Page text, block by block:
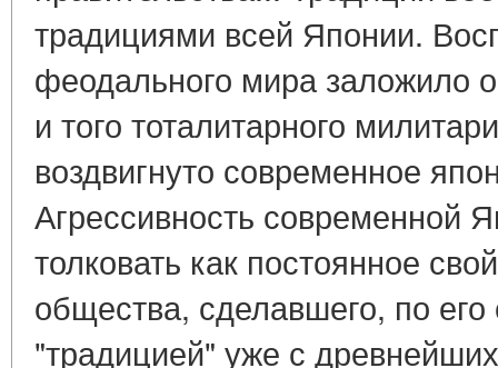
традициями всей Японии.
феодального мира заложило
и того тоталитарного
воздвигнуто современное
Агрессивность современной
толковать как постоянное
общества, сделавшего, по
"традицией" уже с